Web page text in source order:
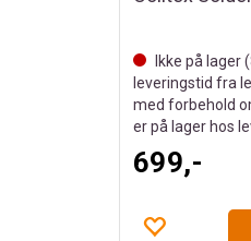
Ikke på lager (
leveringstid fra
med forbehold
er på lager hos
699,-